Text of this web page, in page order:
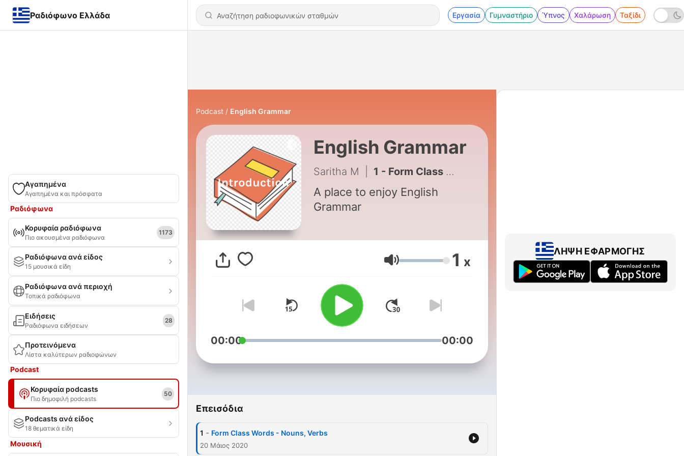
Ραδιόφωνο Ελλάδα Εργασία Γυμναστήριο Ύπνος Χαλάρωση Ταξίδι
Αγαπημένα
Αγαπημένα και πρόσφατα
Ραδιόφωνα
Κορυφαία ραδιόφωνα
Πιο ακουσμένα ραδιόφωνα
1173
Ραδιόφωνα ανά είδος
15 μουσικά είδη
Ραδιόφωνα ανά περιοχή
Τοπικά ραδιόφωνα
Ειδήσεις
Ραδιόφωνα ειδήσεων
28
Προτεινόμενα
Λίστα καλύτερων ραδιοφώνων
Podcast
Κορυφαία podcasts
Πιο δημοφιλή podcasts
50
Podcasts ανά είδος
18 θεματικά είδη
Μουσική
Podcast English Grammar
English Grammar
Saritha M 1 - Form Class Words - Nouns, Verbs
A place to enjoy English
Grammar
Ένταση 1 x
00:00 00:00
Επεισόδια
1 - Form Class Words - Nouns, Verbs
20 Μάιος 2020
ΛΉΨΗ ΕΦΑΡΜΟΓΉΣ